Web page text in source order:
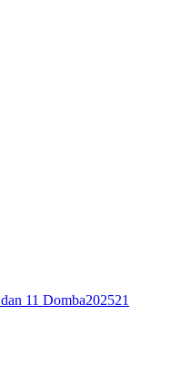
11 Domba202521